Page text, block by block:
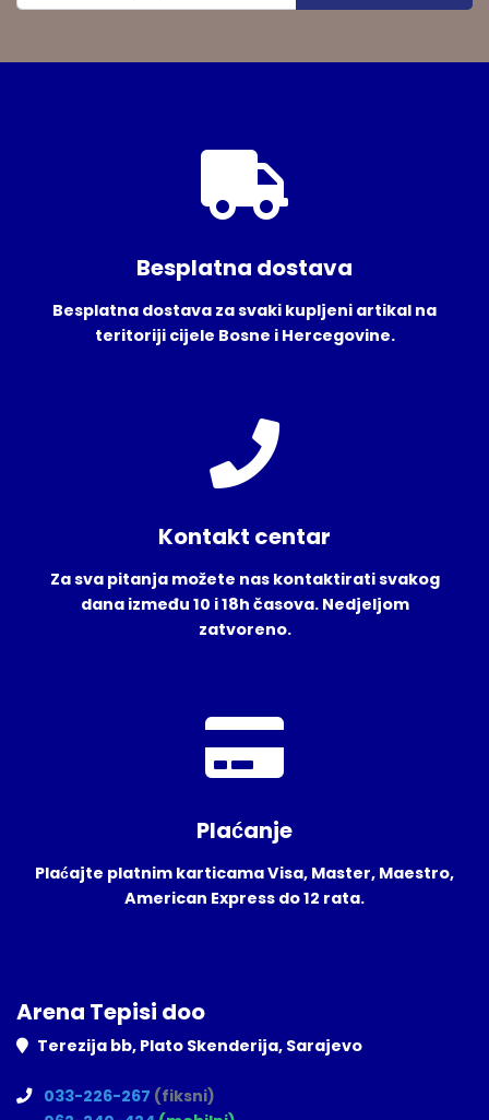
Besplatna dostava
Besplatna dostava za svaki kupljeni artikal na
teritoriji cijele Bosne i Hercegovine.
Kontakt centar
Za sva pitanja možete nas kontaktirati svakog
dana između 10 i 18h časova. Nedjeljom
zatvoreno.
Plaćanje
Plaćajte platnim karticama Visa, Master, Maestro,
American Express do 12 rata.
Arena Tepisi doo
Terezija bb, Plato Skenderija, Sarajevo
033-226-267 (fiksni)